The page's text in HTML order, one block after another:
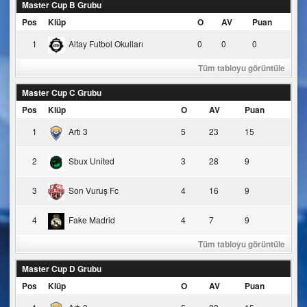
Master Cup B Grubu
Pos
Klüp O AV Puan
1 Altay Futbol Okulları 0 0 0
Tüm tabloyu görüntüle
Master Cup C Grubu
Pos
Klüp O AV Puan
1 Artı 3 5 23 15
2 Sbux United 3 28 9
3 Son Vuruş Fc 4 16 9
4 Fake Madrid 4 7 9
Tüm tabloyu görüntüle
Master Cup D Grubu
Pos
Klüp O AV Puan